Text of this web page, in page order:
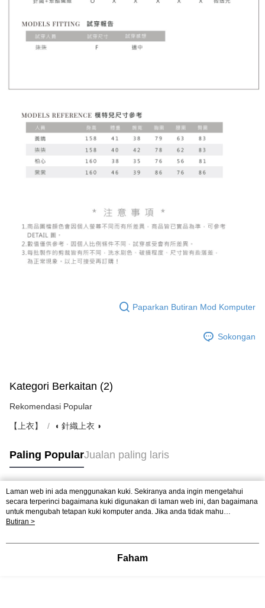
Paparkan Butiran Mod Komputer
Sokongan
Kategori Berkaitan (2)
Rekomendasi Popular
【上衣】 ◖ 針織上衣 ◗
Paling PopularJualan paling laris
Tag Popular
Laman web ini ada menggunakan kuki. Sekiranya anda ingin mengetahui
secara terperinci bagaimana kuki digunakan di laman web ini, dan bagaimana
untuk mengubah tetapan kuki komputer anda. Jika anda tidak mahu
menggunakan kuki di komputer anda, sila rujuk penerangan mengenai kuki.
mengetahui secara terperinci bagaimana kuki digunakan di laman web ini,
mahu menggunakan kuki di komputer anda, sila rujuk penerangan mengenai
Butiran >
Faham